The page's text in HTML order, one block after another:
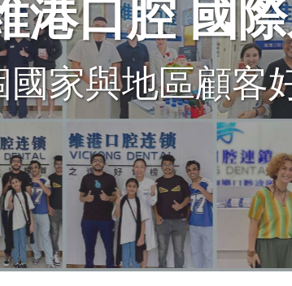
港口腔 國
國家與地區顧客